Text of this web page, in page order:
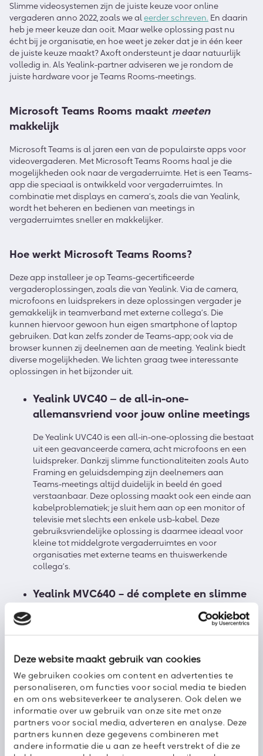
Deze website maakt gebruik van cookies
We gebruiken cookies om content en advertenties te
personaliseren, om functies voor social media te bieden
en om ons websiteverkeer te analyseren. Ook delen we
informatie over uw gebruik van onze site met onze
partners voor social media, adverteren en analyse. Deze
partners kunnen deze gegevens combineren met
andere informatie die u aan ze heeft verstrekt of die ze
Slimme videosystemen zijn de juiste keuze voor online
vergaderen anno 2022, zoals we aleerder schreven. En daarin
heb je meer keuze dan ooit. Maar welke oplossing past nu
écht bij je organisatie, en hoe weet je zeker dat je in één keer
de juiste keuze maakt? Axoft ondersteunt je daar natuurlijk
volledig in. Als Yealink-partner adviseren we je rondom de
juiste hardware voor je Teams Rooms-meetings.
Microsoft Teams Rooms maakt meeten
makkelijk
Microsoft Teams is al jaren een van de populairste apps voor
videovergaderen. Met Microsoft Teams Rooms haal je die
mogelijkheden ook naar de vergaderruimte. Het is een Teams-
app die speciaal is ontwikkeld voor vergaderruimtes. In
combinatie met displays en camera’s, zoals die van Yealink,
wordt het beheren en bedienen van meetings in
vergaderruimtes sneller en makkelijker.
Hoe werkt Microsoft Teams Rooms?
Deze app installeer je op Teams-gecertificeerde
vergaderoplossingen, zoals die van Yealink. Via de camera,
microfoons en luidsprekers in deze oplossingen vergader je
gemakkelijk in teamverband met externe collega’s. Die
kunnen hiervoor gewoon hun eigen smartphone of laptop
gebruiken. Dat kan zelfs zonder de Teams-app; ook via de
browser kunnen zij deelnemen aan de meeting. Yealink biedt
diverse mogelijkheden. We lichten graag twee interessante
oplossingen in het bijzonder uit.
Yealink UVC40 ‒ de all-in-one-
allemansvriend voor jouw online meetings
De Yealink UVC40 is een all-in-one-oplossing die bestaat
uit een geavanceerde camera, acht microfoons en een
luidspreker. Dankzij slimme functionaliteiten zoals Auto
Framing en geluidsdemping zijn deelnemers aan
Teams-meetings altijd duidelijk in beeld én goed
verstaanbaar. Deze oplossing maakt ook een einde aan
kabelproblematiek; je sluit hem aan op een monitor of
televisie met slechts een enkele usb-kabel. Deze
gebruiksvriendelijke oplossing is daarmee ideaal voor
kleine tot middelgrote vergaderruimtes en voor
organisaties met externe teams en thuiswerkende
collega’s.
Yealink MVC640 – dé complete en slimme
oplossing voor Microsoft Teams Rooms
tot vijftien personen. Deze oplossing bestaat uit
verschillende modules, waaronder een
waarmee je je Teams-meeting eenvoudig en intuïtief
kunt bedienen. Deze sluit je met een enkele kabel aan
op de bijgeleverde mini-pc. Vanzelfsprekend komt de
oplossing met hoogwaardige camera’s, microfoons en
luidsprekers. Ook slimme functionaliteiten zoals Auto
Framing en zoommogelijkheden ontbreken niet.
Bovendien houd je het systeem eenvoudig up-to-date